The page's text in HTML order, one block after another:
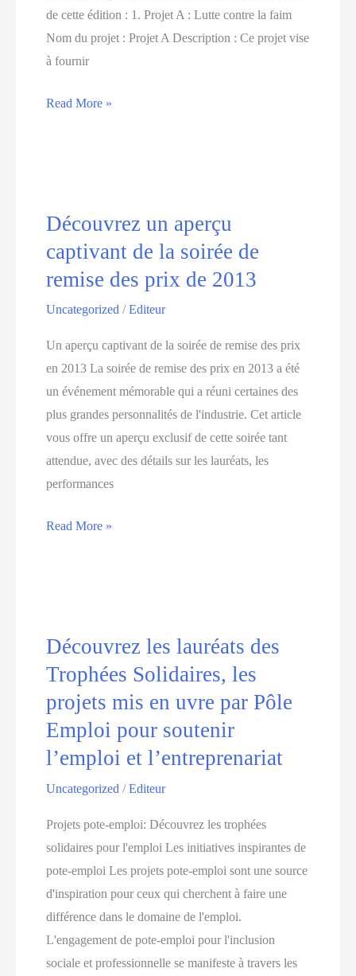
de cette édition : 1. Projet A : Lutte contre la faim
Nom du projet : Projet A Description : Ce projet vise
à fournir
Découvrez
des
Trophées
Solidaires
2016
Read More »
Découvrez un aperçu
captivant de la soirée de
remise des prix de 2013
Uncategorized /Editeur
Un aperçu captivant de la soirée de remise des prix
en 2013 La soirée de remise des prix en 2013 a été
un événement mémorable qui a réuni certaines des
plus grandes personnalités de l'industrie. Cet article
vous offre un aperçu exclusif de cette soirée tant
attendue, avec des détails sur les lauréats, les
performances
Découvrez
la
soirée
remise
des
prix
Read More »
Découvrez les lauréats des
Trophées Solidaires, les
projets mis en uvre par Pôle
Emploi pour soutenir
l’emploi et l’entreprenariat
Uncategorized /Editeur
Projets pote-emploi: Découvrez les trophées
solidaires pour l'emploi Les initiatives inspirantes de
pote-emploi Les projets pote-emploi sont une source
d'inspiration pour ceux qui cherchent à faire une
différence dans le domaine de l'emploi.
L'engagement de pote-emploi pour l'inclusion
sociale et professionnelle se manifeste à travers les